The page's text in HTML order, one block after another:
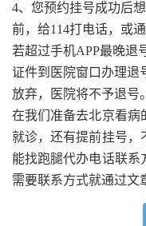
4、您预约挂号成功后
前，给114打电话，或
若超过手机APP最晚退
证件到医院窗口办理退
放弃，医院将不予退号。
在我们准备去北京看病
就诊，还有提前挂号，
能找跑腿代办电话联系
需要联系方式就通过文